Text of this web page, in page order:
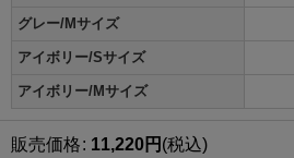
グレー/Mサイズ
アイボリー/Sサイズ
アイボリー/Mサイズ
販売価格: 11,220円 (税込)